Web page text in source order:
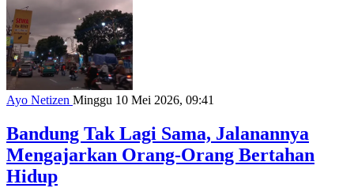
Ayo Netizen Minggu 10 Mei 2026, 09:41
Bandung Tak Lagi Sama, Jalanannya
Mengajarkan Orang-Orang Bertahan
Hidup